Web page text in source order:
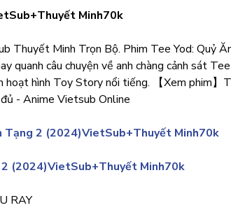
Minh70k
Thuyết Minh Trọn Bộ. Phim Tee Yod: Quỷ
câu chuyện về anh chàng cảnh sát
hình Toy Story nổi tiếng. 【Xem phim】
- Anime Vietsub Online
Tạng 2 (2024)VietSub+Thuyết Minh70k
(2024)VietSub+Thuyết Minh70k
RAY